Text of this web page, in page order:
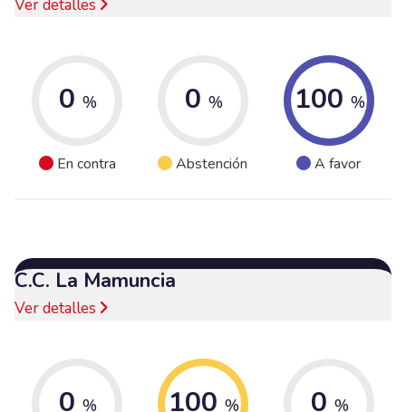
Ver detalles
0 %
En contra
0 %
Abstención
100 %
A favor
C.C. La Mamuncia
Ver detalles
0 % 100 % 0 %